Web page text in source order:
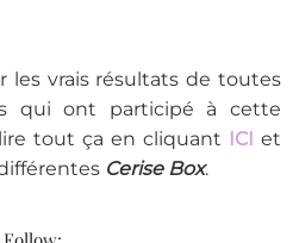
les vrais résultats de toutes
qui ont participé à cette
tout ça en cliquant
ICI et
Cerise Box.